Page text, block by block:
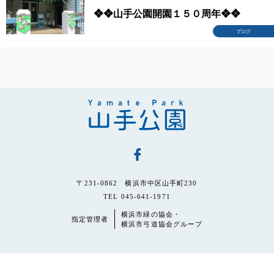
ブログ
❖❖山手公園開園１５０周年❖❖
〒231-0862 横浜市中区山手町230
TEL 045-641-1971
指定管理者
横浜市緑の協会・
横浜市弓道協会グループ